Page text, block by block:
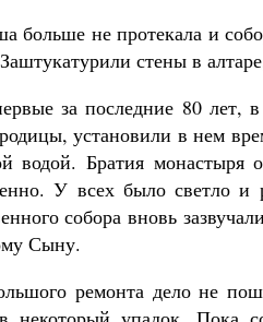
больше не протекала и
стены в
за последние 80 лет,
установили в нем
водой. Братия
У всех было светло
собора вновь
Сыну.
ремонта дело не